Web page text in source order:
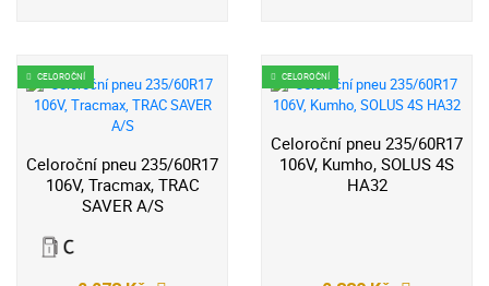
CELOROČNÍ
Celoroční pneu 235/60R17
106V, Tracmax, TRAC
SAVER A/S
CELOROČNÍ
Celoroční pneu 235/60R17
106V, Kumho, SOLUS 4S
HA32